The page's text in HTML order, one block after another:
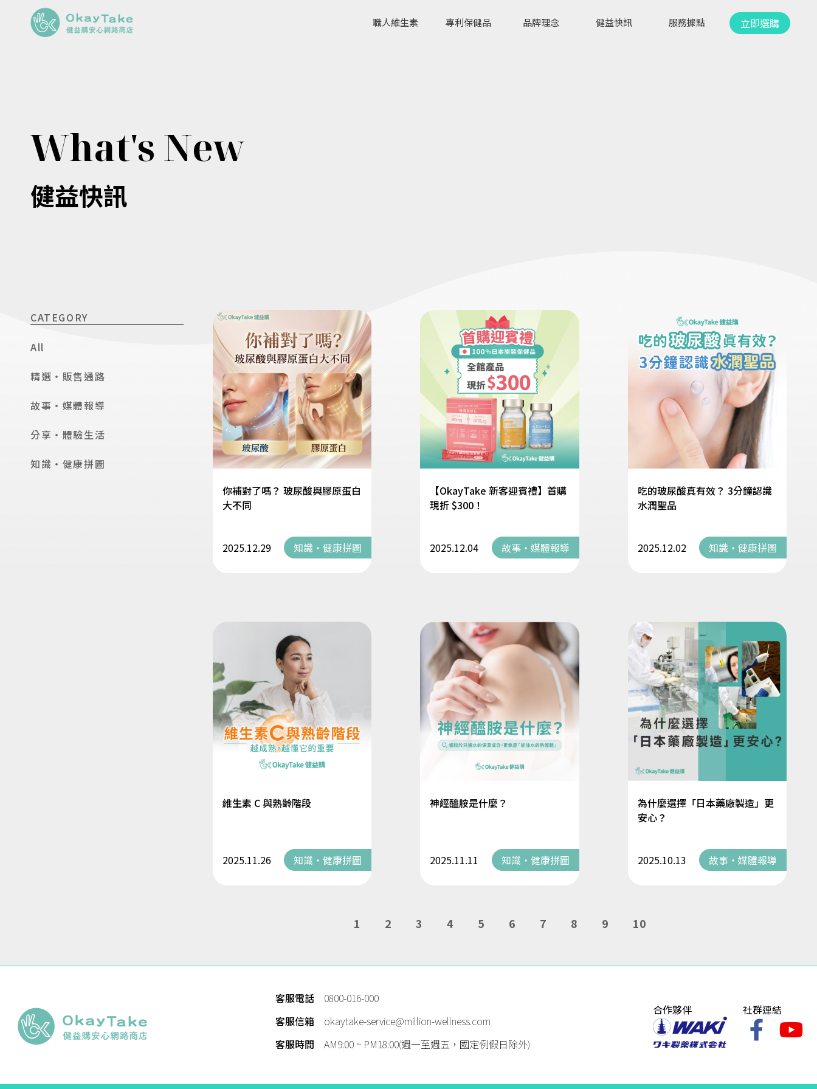
職人維生素 專利保健品 品牌理念 健益快訊 服務據點 立即選購
What's New
健益快訊
CATEGORY
All
精選・販售通路
故事・媒體報導
分享・體驗生活
知識・健康拼圖
你補對了嗎？ 玻尿酸與膠原蛋白
大不同
2025.12.29 知識・健康拼圖
【OkayTake 新客迎賓禮】首購
現折 $300！
2025.12.04 故事・媒體報導
吃的玻尿酸真有效？ 3分鐘認識
水潤聖品
2025.12.02 知識・健康拼圖
維生素 C 與熟齡階段
2025.11.26 知識・健康拼圖
神經醯胺是什麼？
2025.11.11 知識・健康拼圖
為什麼選擇「日本藥廠製造」更
安心？
2025.10.13 故事・媒體報導
1 2 3 4 5 6 7 8 9 10
客服電話
0800-016-000
客服信箱
okaytake-service@million-wellness.com
客服時間
AM9:00 ~ PM18:00(週一至週五，國定例假日除外)
合作夥伴 社群連結